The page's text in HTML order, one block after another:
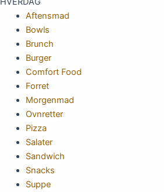
Aftensmad
Bowls
Brunch
Burger
Comfort Food
Forret
Morgenmad
Ovnretter
Pizza
Salater
Sandwich
Snacks
Suppe